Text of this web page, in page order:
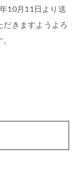
10月11日より送
だきますようよろ